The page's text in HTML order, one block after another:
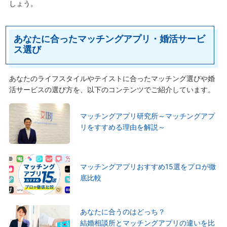
しょう。
あなたに合ったマッチングアプリ・婚活サービ
ス選び
あなたのライフスタイルやテイストに合ったマッチング選びや婚
活サービスの選び方を、以下のコンテンツでご紹介しています。
マッチングアプリ研究所～マッチングアプ
リをすすめる理由を解説～
マッチングアプリおすすめ15選をプロが徹
底比較
あなたに合うのはどっち？
結婚相談所とマッチングアプリの違いを比